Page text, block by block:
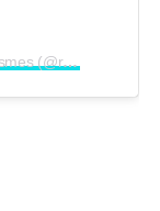
Una publicación compartida de Rechismes (@rechismes)